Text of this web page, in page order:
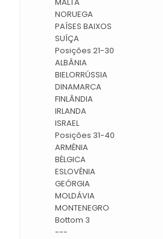
NORUEGA
PAÍSES BAIXOS
SUÍÇA
Posições 21-30
ALBÂNIA
BIELORRÚSSIA
DINAMARCA
FINLÂNDIA
IRLANDA
ISRAEL
Posições 31-40
ARMÉNIA
BÉLGICA
ESLOVÉNIA
GEÓRGIA
MOLDÁVIA
MONTENEGRO
Bottom 3
---